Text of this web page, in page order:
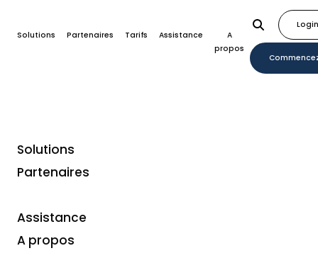
Solutions Partenaires Tarifs Assistance
A
propos
Login
Solutions
Partenaires
Assistance
A propos
Optimisez et
automatisez votre
plateforme avec les